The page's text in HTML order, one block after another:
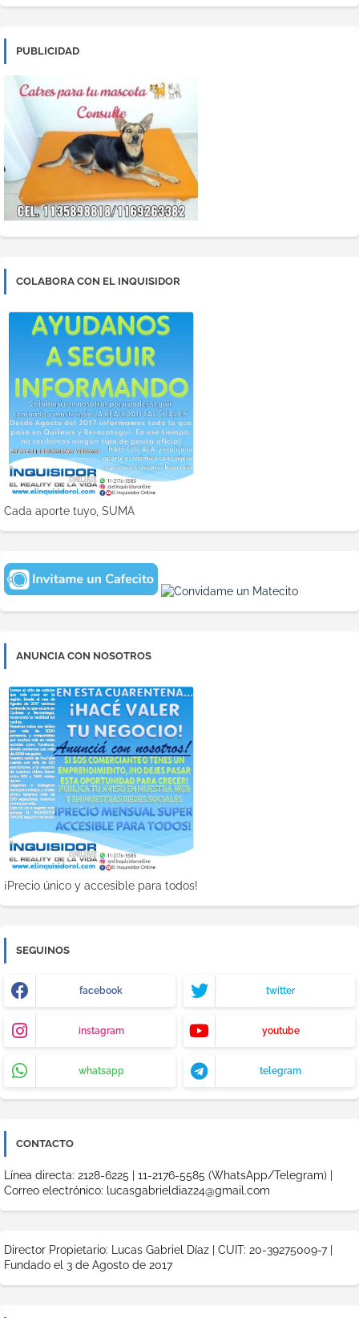
PUBLICIDAD
COLABORA CON EL INQUISIDOR
Cada aporte tuyo, SUMA
ANUNCIA CON NOSOTROS
¡Precio único y accesible para todos!
SEGUINOS
facebook twitter
instagram youtube
whatsapp telegram
CONTACTO
Línea directa: 2128-6225 | 11-2176-5585 (WhatsApp/Telegram) |
Correo electrónico: lucasgabrieldiaz24@gmail.com
Director Propietario: Lucas Gabriel Díaz | CUIT: 20-39275009-7 |
Fundado el 3 de Agosto de 2017